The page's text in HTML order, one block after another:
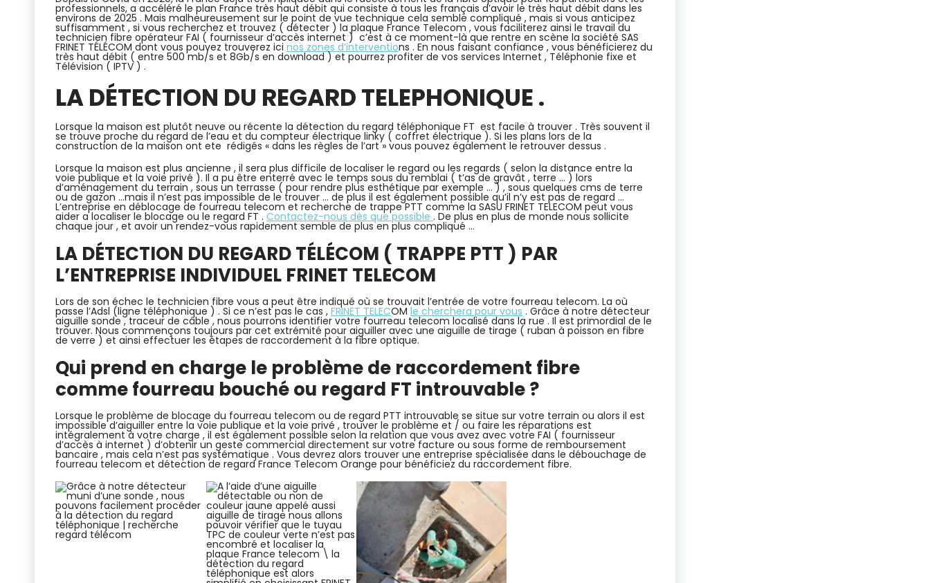
professionnels, a accéléré le plan France très haut débit qui consiste à tous les français d’avoir le très haut débit dans les
environs de 2025 . Mais malheureusement sur le point de vue technique cela semble compliqué , mais si vous anticipez
suffisamment , si vous recherchez et trouvez ( détecter ) la plaque France Telecom , vous faciliterez ainsi le travail du
technicien fibre opérateur FAI ( fournisseur d’accès internet ) c’est à ce moment-là que rentre en scène la société SAS
FRINET TÉLÉCOM dont vous pouvez trouverez ici nos zones d’interventions . En nous faisant confiance , vous bénéficierez du
très haut débit ( entre 500 mb/s et 8Gb/s en download ) et pourrez profiter de vos services Internet , Téléphonie fixe et
Télévision ( IPTV ) .
LA DÉTECTION DU REGARD TELEPHONIQUE.
Lorsque la maison est plutôt neuve ou récente la détection du regard téléphonique FT est facile à trouver . Très souvent il
se trouve proche du regard de l’eau et du compteur électrique linky ( coffret électrique ). Si les plans lors de la
construction de la maison ont ete rédigés « dans les règles de l’art » vous pouvez également le retrouver dessus .
Lorsque la maison est plus ancienne , il sera plus difficile de localiser le regard ou les regards ( selon la distance entre la
voie publique et la voie privé ). Il a pu être enterré avec le temps sous du remblai ( t’as de gravât , terre … ) lors
d’aménagement du terrain , sous un terrasse ( pour rendre plus esthétique par exemple … ) , sous quelques cms de terre
ou de gazon …mais il n’est pas impossible de le trouver … de plus il est également possible qu’il n’y est pas de regard …
L’entreprise en déblocage de fourreau telecom et recherche de trappe PTT comme la SASU FRINET TELECOM peut vous
aider a localiser le blocage ou le regard FT . Contactez-nous dès que possible . De plus en plus de monde nous sollicite
chaque jour , et avoir un rendez-vous rapidement semble de plus en plus compliqué …
LA DÉTECTION DU REGARD TÉLÉCOM ( TRAPPE PTT ) PAR
L’ENTREPRISE INDIVIDUEL FRINET TELECOM
Lors de son échec le technicien fibre vous a peut être indiqué où se trouvait l’entrée de votre fourreau telecom. La où
passe l’Adsl (ligne téléphonique ) . Si ce n’est pas le cas , FRINET TELECOM le cherchera pour vous . Grâce à notre détecteur
aiguille sonde , traceur de câble , nous pourrons identifier votre fourreau telecom localisé dans la rue . Il est primordial de le
trouver. Nous commençons toujours par cet extrémité pour aiguiller avec une aiguille de tirage ( ruban à poisson en fibre
de verre ) et ainsi effectuer les étapes de raccordement à la fibre optique.
Qui prend en charge le problème de raccordement fibre
comme fourreau bouché ou regard FT introuvable ?
Lorsque le problème de blocage du fourreau telecom ou de regard PTT introuvable se situe sur votre terrain ou alors il est
impossible d’aiguiller entre la voie publique et la voie privé , trouver le problème et / ou faire les réparations est
intégralement à votre charge , il est également possible selon la relation que vous avez avec votre FAI ( fournisseur
d’accès à internet ) d’obtenir un geste commercial directement sur votre facture ou sous forme de remboursement
bancaire , mais cela n’est pas systématique . Vous devrez alors trouver une entreprise spécialisée dans le débouchage de
fourreau telecom et détection de regard France Telecom Orange pour bénéficiez du raccordement fibre.